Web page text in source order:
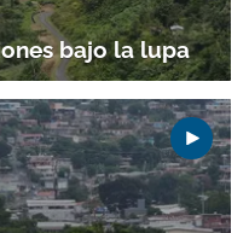
bajo la lupa